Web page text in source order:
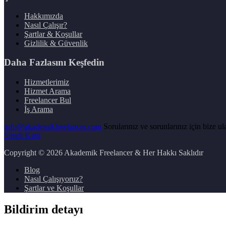
Hakkımızda
Nasıl Çalışır?
Şartlar & Koşullar
Gizlilik & Güvenlik
Daha Fazlasını Keşfedin
Hizmetlerimiz
Hizmet Arama
Freelancer Bul
İş Arama
info@akademikfreelancer.com Sorularınız ve sorunlarınız için bize
Şimdi Katıl
Copyright © 2026 Akademik Freelancer & Her Hakkı Saklıdır
Blog
Nasıl Çalışıyoruz?
Şartlar ve Koşullar
Bildirim detayı